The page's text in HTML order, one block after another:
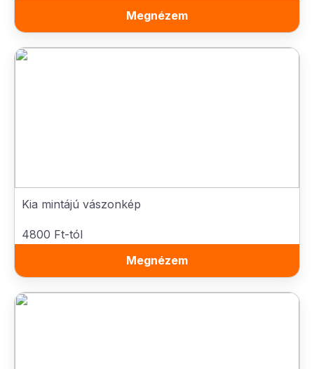
Megnézem
Kia mintájú vászonkép
4800 Ft-tól
Megnézem